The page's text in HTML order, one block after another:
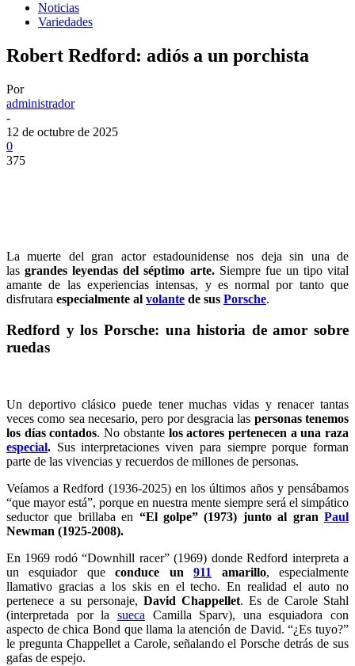
Noticias
Variedades
Robert Redford: adiós a un porchista
Por
administrador
-
12 de octubre de 2025
0
375
La muerte del gran actor estadounidense nos deja sin una de
lasgrandes leyendas del séptimo arte. Siempre fue un tipo vital
amante de las experiencias intensas, y es normal por tanto que
disfrutara especialmente al volante de sus Porsche.
Redford y los Porsche: una historia de amor sobre
ruedas
Un deportivo clásico puede tener muchas vidas y renacer tantas
veces como sea necesario, pero por desgracia las personas tenemos
los días contados. No obstantelos actores pertenecen a una raza
especial. Sus interpretaciones viven para siempre porque forman
parte de las vivencias y recuerdos de millones de personas.
Veíamos a Redford (1936-2025) en los últimos años y pensábamos
“que mayor está”, porque en nuestra mente siempre será el simpático
seductor que brillaba en “El golpe” (1973) junto al granPaul
Newman (1925-2008).
En 1969 rodó “Downhill racer” (1969) donde Redford interpreta a
un esquiador queconduce un911 amarillo, especialmente
llamativo gracias a los skis en el techo. En realidad el auto no
pertenece a su personaje, David Chappellet. Es de Carole Stahl
(interpretada por la sueca Camilla Sparv), una esquiadora con
aspecto de chica Bond que llama la atención de David. “¿Es tuyo?”
le pregunta Chappellet a Carole, señalando el Porsche detrás de sus
gafas de espejo.